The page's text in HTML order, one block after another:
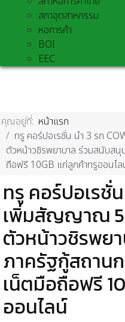
สภาอุตสาหกรรม
หอการค้า
BOI
EEC
คุณอยู่ที่: หน้าแรก
ทรู คอร์ปอเรชั่น นำ 3 รถ
ตัวหน้าวชิรพยาบาล ร่วมสนับส
ถือฟรี 10GB แก่ลูกค้าทรูออนไ
ทรู คอร์ปอเรชั่
เพิ่มสัญญาณ
ตัวหน้าวชิรพย
ภาครัฐกู้สถาน
เน็ตมือถือฟรี
ออนไลน์